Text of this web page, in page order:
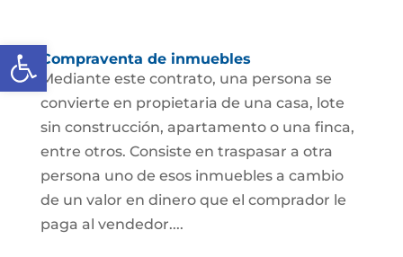
Abrir barra de herramientas
Compraventa de inmuebles
Mediante este contrato, una persona se
convierte en propietaria de una casa, lote
sin construcción, apartamento o una finca,
entre otros. Consiste en traspasar a otra
persona uno de esos inmuebles a cambio
de un valor en dinero que el comprador le
paga al vendedor....